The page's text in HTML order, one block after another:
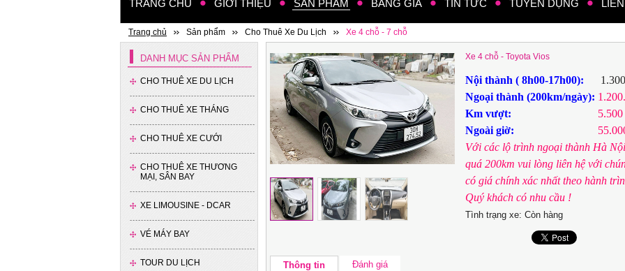
TRANG CHỦ GIỚI THIỆU SẢN PHẨM BẢNG GIÁ TIN TỨC TUYỂN DỤNG
Trang chủ Sản phẩm Cho Thuê Xe Du Lịch Xe 4 chỗ - 7 chỗ
DANH MỤC SẢN PHẨM
CHO THUÊ XE DU LỊCH
CHO THUÊ XE THÁNG
CHO THUÊ XE CƯỚI
CHO THUÊ XE THƯƠNG
MẠI, SÂN BAY
XE LIMOUSINE - DCAR
VÉ MÁY BAY
TOUR DU LỊCH
Xe 4 chỗ - Kia Cerato
Xe 4 chỗ - Toyota Vios
Nội thành ( 8h00-17h00): 1.300
Ngoại thành (200km/ngày):
Km vượt:
Ngoài giờ:
Với các lộ trình ngoại thành Hà
quá 200km vui lòng liên hệ với
có giá chính xác nhất theo hành
Quý khách có nhu cầu !
Tình trạng xe: Còn hàng
Thông tin Đánh giá